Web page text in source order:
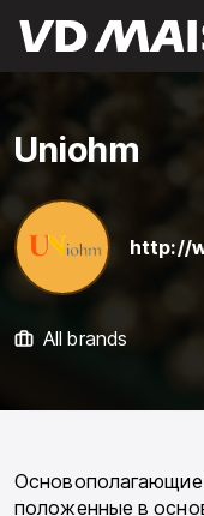
Uniohm
http://
All brands
положенные в